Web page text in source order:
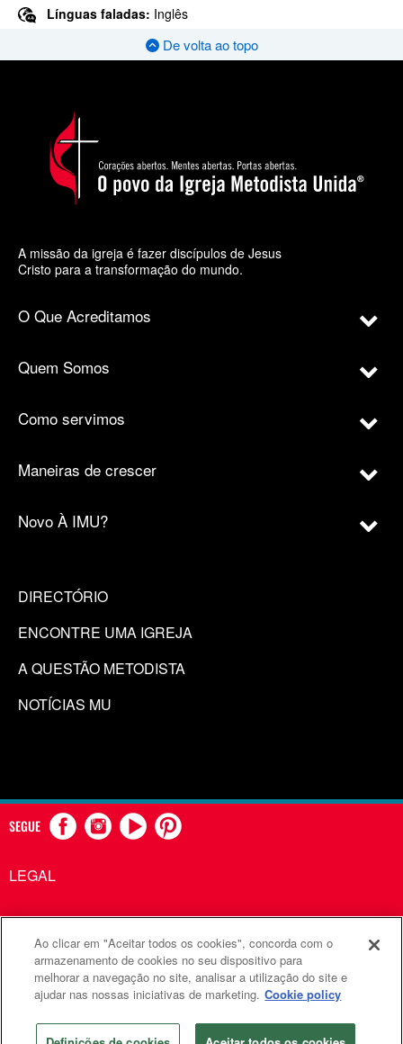
Línguas faladas: Inglês
De volta ao topo
A missão da igreja é fazer discípulos de Jesus
Cristo para a transformação do mundo.
O Que Acreditamos
Quem Somos
Como servimos
Maneiras de crescer
Novo À IMU?
DIRECTÓRIO
ENCONTRE UMA IGREJA
A QUESTÃO METODISTA
NOTÍCIAS MU
SEGUE
LEGAL
Comunicações Metodistas Unidas é uma agência da Igreja
Metodista Unida
©2026 Comunicações Metodistas Unidas. Todos os direitos
reservados
Ao clicar em "Aceitar todos os cookies", concorda com o
armazenamento de cookies no seu dispositivo para
melhorar a navegação no site, analisar a utilização do site e
ajudar nas nossas iniciativas de marketing. Cookie policy